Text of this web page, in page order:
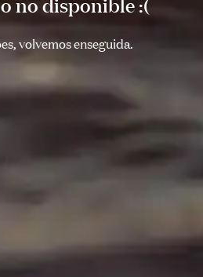
volvemos enseguida.